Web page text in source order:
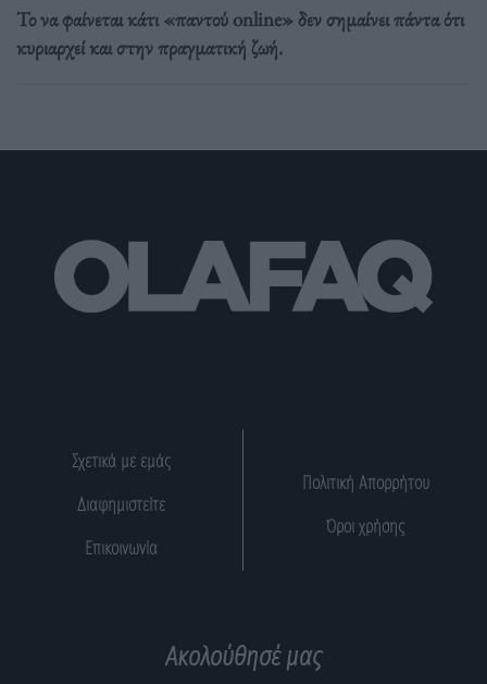
Το να φαίνεται κάτι «παντού online» δεν σημαίνει πάντα ότι
κυριαρχεί και στην πραγματική ζωή.
Σχετικά με εμάς
Διαφημιστείτε
Επικοινωνία
Πολιτική Απορρήτου
Όροι χρήσης
Ακολούθησέ μας